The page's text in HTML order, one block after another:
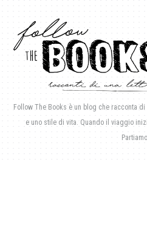
Follow The Books è un blog che racconta
e uno stile di vita. Quando il viaggio